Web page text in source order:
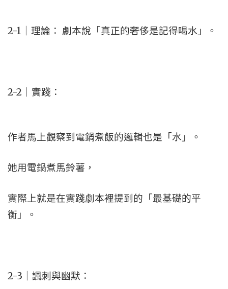
2-1｜理論： 劇本說「真正的奢侈是記得喝水」。
2-2｜實踐：
作者馬上觀察到電鍋煮飯的邏輯也是「水」。
她用電鍋煮馬鈴薯，
實際上就是在實踐劇本裡提到的「最基礎的平
衡」。
2-3｜諷刺與幽默：